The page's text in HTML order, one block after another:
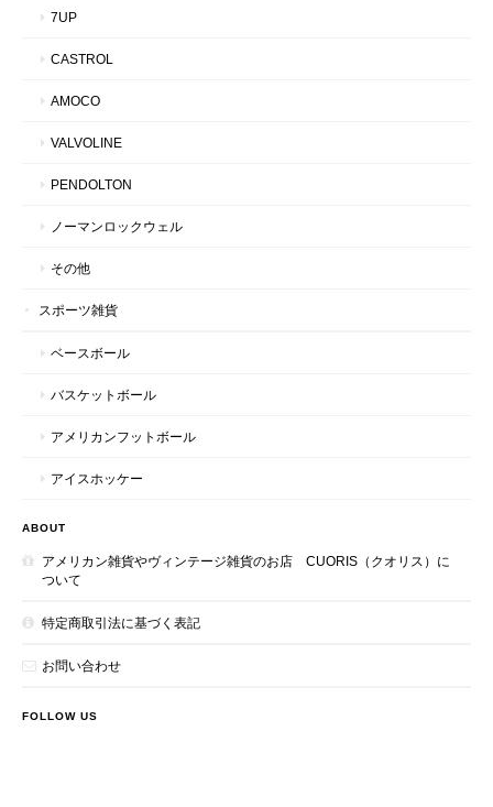
7UP
CASTROL
AMOCO
VALVOLINE
PENDOLTON
ノーマンロックウェル
その他
スポーツ雑貨
ベースボール
バスケットボール
アメリカンフットボール
アイスホッケー
ABOUT
アメリカン雑貨やヴィンテージ雑貨のお店 CUORIS（クオリス）に
ついて
特定商取引法に基づく表記
お問い合わせ
FOLLOW US